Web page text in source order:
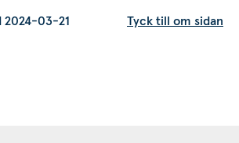
2024-03-21 Tyck till om sidan